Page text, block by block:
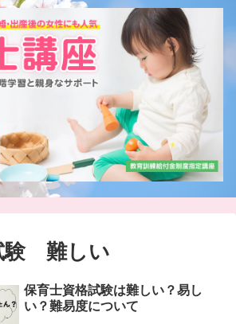
験 難しい
保育士資格試験は難しい？易し
い？難易度について